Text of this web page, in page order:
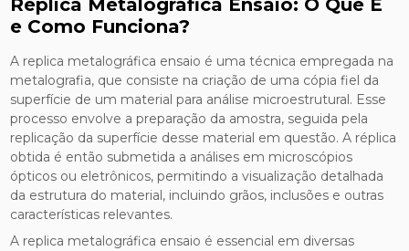
Réplica Metalográfica Ensaio: O Que É
e Como Funciona?
A replica metalográfica ensaio é uma técnica empregada na
metalografia, que consiste na criação de uma cópia fiel da
superfície de um material para análise microestrutural. Esse
processo envolve a preparação da amostra, seguida pela
replicação da superfície desse material em questão. A réplica
obtida é então submetida a análises em microscópios
ópticos ou eletrônicos, permitindo a visualização detalhada
da estrutura do material, incluindo grãos, inclusões e outras
características relevantes.
A replica metalográfica ensaio é essencial em diversas